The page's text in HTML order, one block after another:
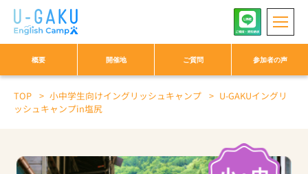
概要 開催地
セブ島 徳島 沖縄 長野
ニセコ
ご質問 参加者の声
TOP 小中学生向けイングリッシュキャンプ
U-GAKUイングリ
ッシュキャンプin塩尻